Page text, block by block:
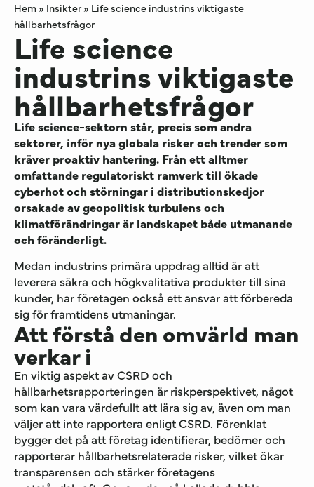
Hem » Insikter » Life science industrins viktigaste
hållbarhetsfrågor
Life science
industrins viktigaste
hållbarhetsfrågor
Life science-sektorn står, precis som andra
sektorer, inför nya globala risker och trender som
kräver proaktiv hantering. Från ett alltmer
omfattande regulatoriskt ramverk till ökade
cyberhot och störningar i distributionskedjor
orsakade av geopolitisk turbulens och
klimatförändringar är landskapet både utmanande
och föränderligt.
Medan industrins primära uppdrag alltid är att
leverera säkra och högkvalitativa produkter till sina
kunder, har företagen också ett ansvar att förbereda
sig för framtidens utmaningar.
Att förstå den omvärld man
verkar i
En viktig aspekt av CSRD och
hållbarhetsrapporteringen är riskperspektivet, något
som kan vara värdefullt att lära sig av, även om man
väljer att inte rapportera enligt CSRD. Förenklat
bygger det på att företag identifierar, bedömer och
rapporterar hållbarhetsrelaterade risker, vilket ökar
transparensen och stärker företagens